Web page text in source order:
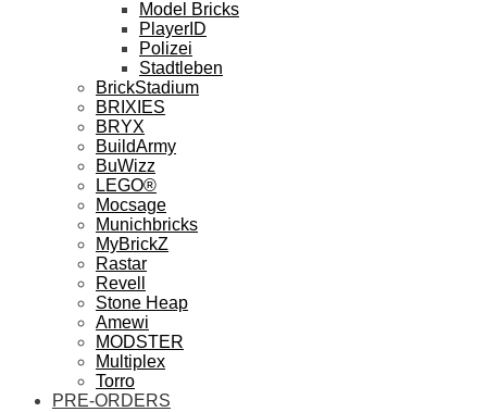
Model Bricks
PlayerID
Polizei
Stadtleben
BrickStadium
BRIXIES
BRYX
BuildArmy
BuWizz
LEGO®
Mocsage
Munichbricks
MyBrickZ
Rastar
Revell
Stone Heap
Amewi
MODSTER
Multiplex
Torro
PRE-ORDERS